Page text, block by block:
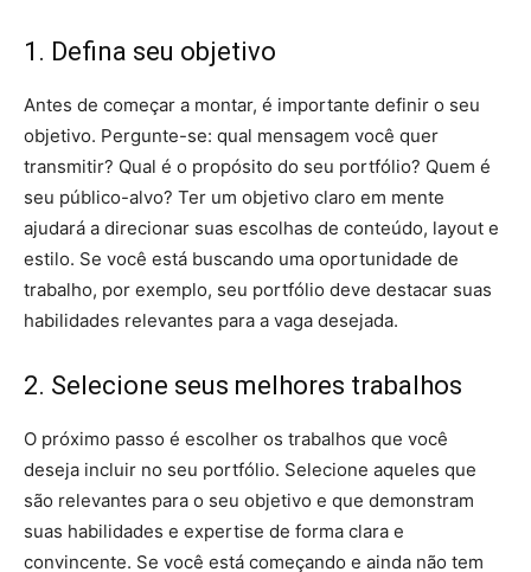
1. Defina seu objetivo
Antes de começar a montar, é importante definir o seu
objetivo. Pergunte-se: qual mensagem você quer
transmitir? Qual é o propósito do seu portfólio? Quem é
seu público-alvo? Ter um objetivo claro em mente
ajudará a direcionar suas escolhas de conteúdo, layout e
estilo. Se você está buscando uma oportunidade de
trabalho, por exemplo, seu portfólio deve destacar suas
habilidades relevantes para a vaga desejada.
2. Selecione seus melhores trabalhos
O próximo passo é escolher os trabalhos que você
deseja incluir no seu portfólio. Selecione aqueles que
são relevantes para o seu objetivo e que demonstram
suas habilidades e expertise de forma clara e
convincente. Se você está começando e ainda não tem